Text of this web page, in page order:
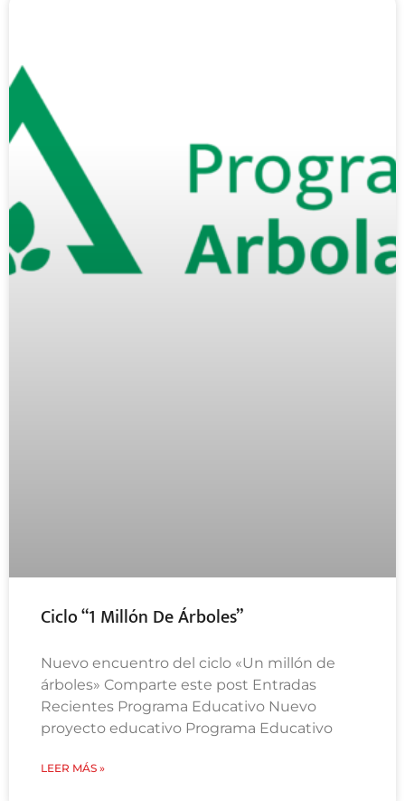
Ciclo “1 Millón De Árboles”
Nuevo encuentro del ciclo «Un millón de
árboles» Comparte este post Entradas
Recientes Programa Educativo Nuevo
proyecto educativo Programa Educativo
LEER MÁS »